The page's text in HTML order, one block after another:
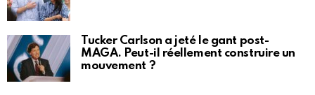
Tucker Carlson a jeté le gant post-
MAGA. Peut-il réellement construire un
mouvement ?